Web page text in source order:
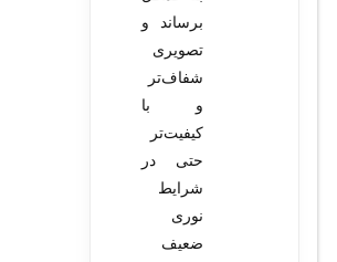
برساند و
تصویری
شفاف‌تر
و با
کیفیت‌تر
حتی در
شرایط
نوری
ضعیف